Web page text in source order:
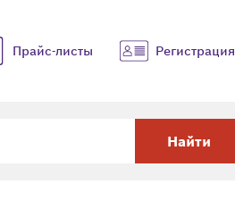
Прайс-листы Регистрация
Найти